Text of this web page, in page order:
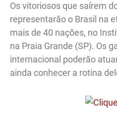
Os vitoriosos que saírem
representarão o Brasil na
mais de 40 nações, no
na Praia Grande (SP). Os
internacional poderão
ainda conhecer a rotina